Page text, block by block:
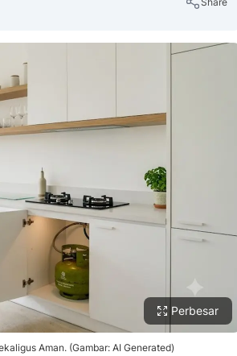
Perbesar
Aman. (Gambar: AI Generated)